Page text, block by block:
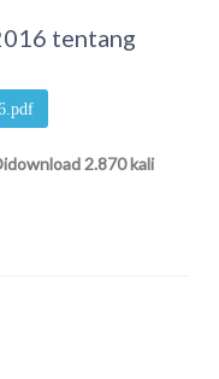
tentang
2.870 kali